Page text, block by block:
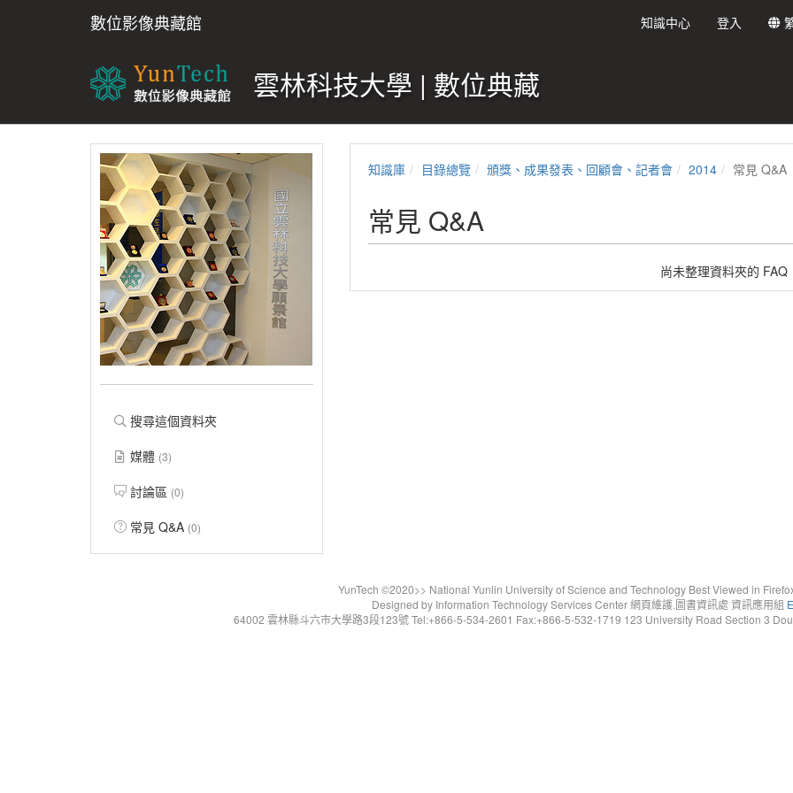
數位影像典藏館 知識中心 登入
雲林科技大學 | 數位典藏
搜尋這個資料夾
媒體 (3)
討論區 (0)
常見 Q&A (0)
知識庫 目錄總覽 頒獎、成果發表、回顧會、記者會 2014 常見 Q&A
常見 Q&A
尚未整理資料夾的 FAQ
YunTech ©2020>> National Yunlin University of Science and Technology Best Viewed in
Designed by Information Technology Services Center 網頁維護.圖書資訊處 資訊應用組
64002 雲林縣斗六市大學路3段123號 Tel:+866-5-534-2601 Fax:+866-5-532-1719 123 University Road Section 3